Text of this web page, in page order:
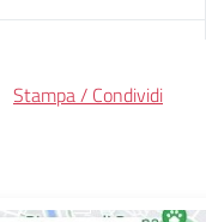
Stampa / Condividi